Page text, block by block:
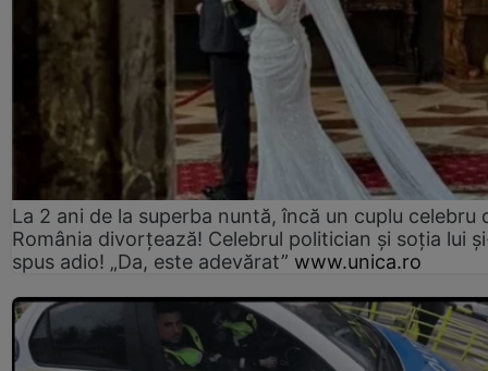
La 2 ani de la superba nuntă, încă un cuplu celebru
România divorțează! Celebrul politician și soția lui
spus adio! „Da, este adevărat” www.unica.ro